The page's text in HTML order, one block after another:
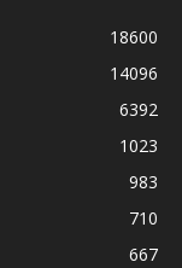
18600
14096
6392
1023
983
710
667